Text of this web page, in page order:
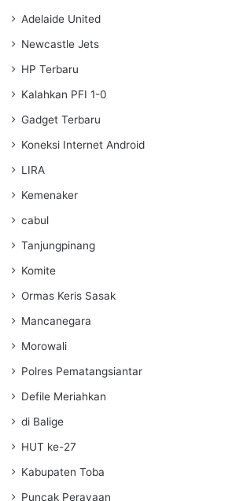
Adelaide United
Newcastle Jets
HP Terbaru
Kalahkan PFI 1-0
Gadget Terbaru
Koneksi Internet Android
LIRA
Kemenaker
cabul
Tanjungpinang
Komite
Ormas Keris Sasak
Mancanegara
Morowali
Polres Pematangsiantar
Defile Meriahkan
di Balige
HUT ke-27
Kabupaten Toba
Puncak Perayaan